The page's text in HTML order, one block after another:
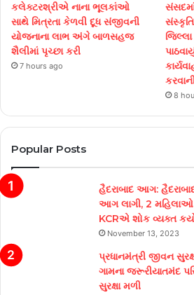
કલેક્ટરશ્રીએ નાના ભૂલકાંઓ
સાથે મિત્રતા કેળવી દૂધ સંજીવની
યોજનાના લાભ અંગે બાળસહજ
શૈલીમાં પૃચ્છા કરી
7 hours ago
8
Popular Posts
હૈદરાબાદ આગ:
આગ લાગી, 2 મહિલાઓ
KCRએ શોક વ્યક્ત
November 13, 2023
પ્રધાનમંત્રી જીવન
ગામના જરૂરીયાતમંદ
સુરક્ષા મળી